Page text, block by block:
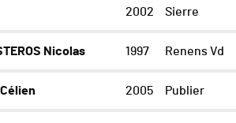
2002 Sierre
Nicolas 1997 Renens Vd
Célien 2005 Publier